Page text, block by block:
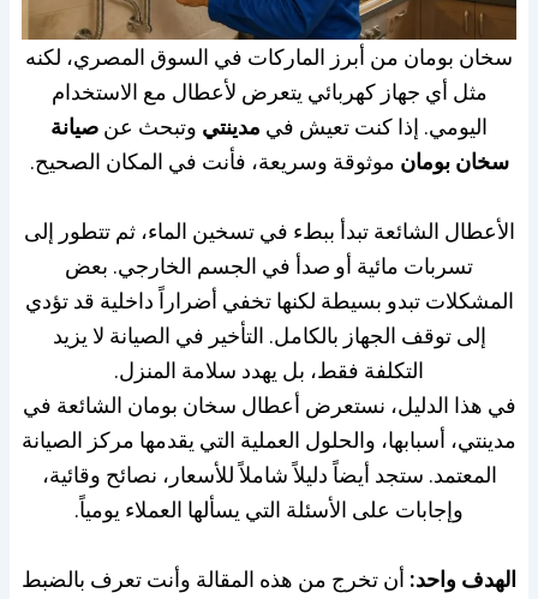
سخان بومان من أبرز الماركات في السوق المصري، لكنه
مثل أي جهاز كهربائي يتعرض لأعطال مع الاستخدام
اليومي. إذا كنت تعيش في مدينتي وتبحث عن صيانة
سخان بومان موثوقة وسريعة، فأنت في المكان الصحيح.
الأعطال الشائعة تبدأ ببطء في تسخين الماء، ثم تتطور إلى
تسربات مائية أو صدأ في الجسم الخارجي. بعض
المشكلات تبدو بسيطة لكنها تخفي أضراراً داخلية قد تؤدي
إلى توقف الجهاز بالكامل. التأخير في الصيانة لا يزيد
التكلفة فقط، بل يهدد سلامة المنزل.
في هذا الدليل، نستعرض أعطال سخان بومان الشائعة في
مدينتي، أسبابها، والحلول العملية التي يقدمها مركز الصيانة
المعتمد. ستجد أيضاً دليلاً شاملاً للأسعار، نصائح وقائية،
وإجابات على الأسئلة التي يسألها العملاء يومياً.
الهدف واحد: أن تخرج من هذه المقالة وأنت تعرف بالضبط